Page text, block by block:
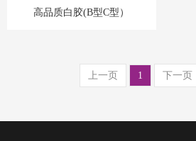
⾼品质⽩胶(B型C型）
上一页 1 下一页